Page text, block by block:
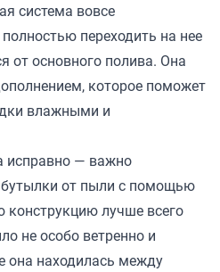
система вовсе
переходить на нее
от основного полива. Она
которое поможет
влажными и
исправно — важно
от пыли с помощью
лучше всего
не особо ветренно и
она находилась между